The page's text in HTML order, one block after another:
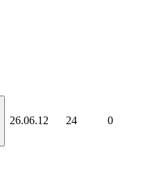
26.06.12 24 0